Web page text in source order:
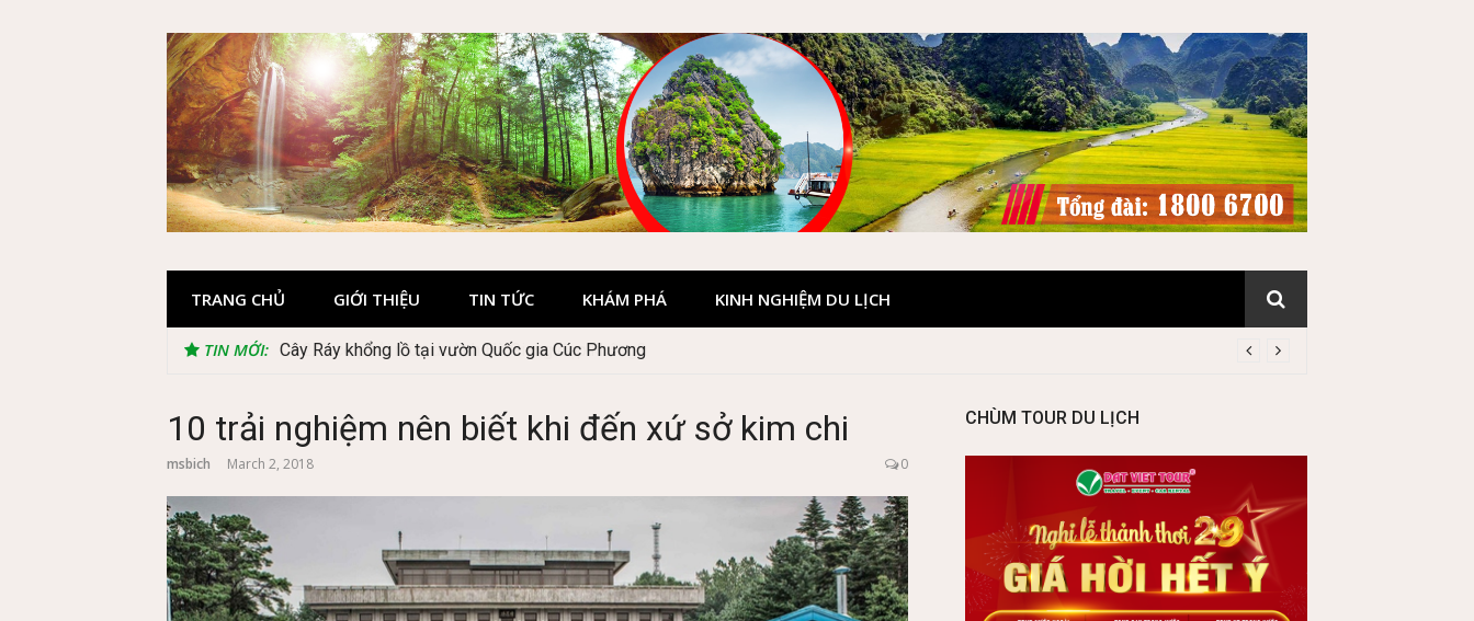
TRANG CHỦ GIỚI THIỆU TIN TỨC KHÁM PHÁ KINH NGHIỆM DU LỊCH
TIN MỚI: Cây Ráy khổng lồ tại vườn Quốc gia Cúc Phương
10 trải nghiệm nên biết khi đến xứ sở kim chi
msbich March 2, 2018 0
CHÙM TOUR DU LỊCH